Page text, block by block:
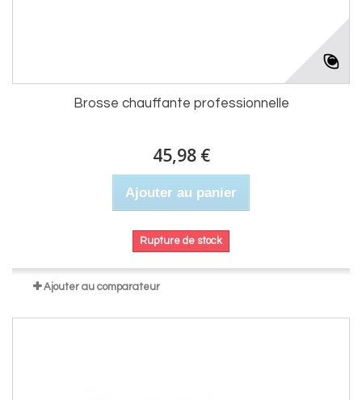
Brosse chauffante professionnelle
45,98 €
Ajouter au panier
Rupture de stock
Ajouter au comparateur